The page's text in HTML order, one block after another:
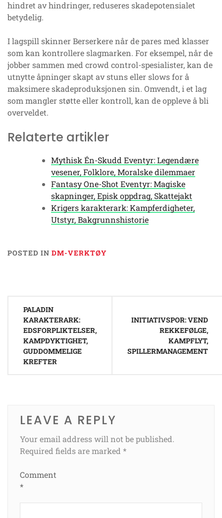
hindret av hindringer, reduseres skadepotensialet
betydelig.
I lagspill skinner Berserkere når de pares med klasser
som kan kontrollere slagmarken. For eksempel, når de
jobber sammen med crowd control-spesialister, kan de
utnytte åpninger skapt av stuns eller slows for å
maksimere skadeproduksjonen sin. Omvendt, i et lag
som mangler støtte eller kontroll, kan de oppleve å bli
overveldet.
Relaterte artikler
Mythisk Én-Skudd Eventyr: Legendære
vesener, Folklore, Moralske dilemmaer
Fantasy One-Shot Eventyr: Magiske
skapninger, Episk oppdrag, Skattejakt
Krigers karakterark: Kampferdigheter,
Utstyr, Bakgrunnshistorie
POSTED IN DM-VERKTØY
navigation
PALADIN
KARAKTERARK:
EDSFORPLIKTELSER,
KAMPDYKTIGHET,
GUDDOMMELIGE
KREFTER
INITIATIVSPOR: VEND
REKKEFØLGE,
KAMPFLYT,
SPILLERMANAGEMENT
LEAVE A REPLY
Your email address will not be published.
Required fields are marked *
Comment
*